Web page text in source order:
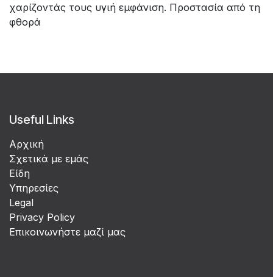
χαρίζοντάς τους υγιή εμφάνιση. Προστασία από τη
φθορά
Useful Links
Αρχική
Σχετικά με εμάς
Είδη
Υπηρεσίες
Legal
Privacy Policy
Επικοινωνήστε μαζί μας